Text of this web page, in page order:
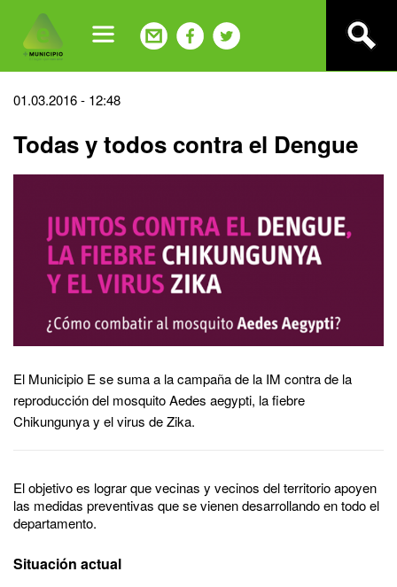
navigation
Back
top
01.03.2016 - 12:48
Todas y todos contra el Dengue
El Municipio E se suma a la campaña de la IM contra de la
reproducción del mosquito Aedes aegypti, la fiebre
Chikungunya y el virus de Zika.
El objetivo es lograr que vecinas y vecinos del territorio apoyen
las medidas preventivas que se vienen desarrollando en todo el
departamento.
Situación actual